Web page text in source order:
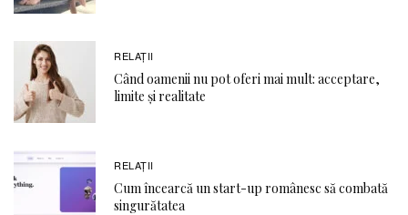
RELAŢII
Când oamenii nu pot oferi mai mult: acceptare,
limite și realitate
RELAŢII
Cum încearcă un start-up românesc să combată
singurătatea